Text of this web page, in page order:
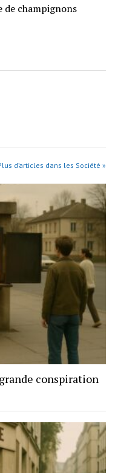
de champignons
d’articles dans les Société »
conspiration